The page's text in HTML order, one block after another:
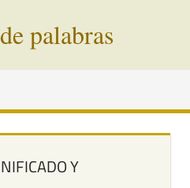
palabras
Y